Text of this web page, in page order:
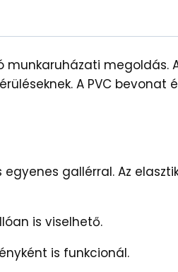
megoldás.
A PVC bevonat
gallérral. Az
is viselhető.
is funkcionál.